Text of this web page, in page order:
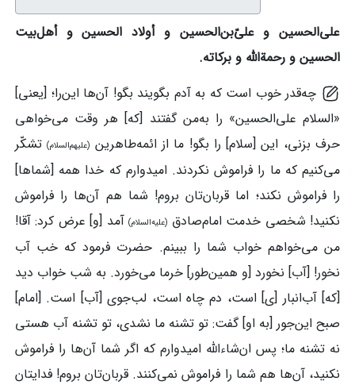
علی‌الحسین و علیّ‌بن‌الحسین و أولاد الحسین و أهل‌بیت
الحسین و رحمة‌الله و برکاته.
چه‌قدر خوب است که به آدم بگویند بگو! آن‌ها این‌را؛ [یعنی]
«السلام علی‌الحسین» را به‌من گفتند [که] هر وقت می‌خواهی
حرف بزنی، این [سلام] را بگو! ما از ائمه‌طاهرین (علیهم‌السلام)تشکّر
می‌کنیم که ما را فراموش نکردند. امیدوارم که خدا همه [شماها]
را فراموش نکند؛ اما قربان‌تان بروم! شما هم آن‌ها را فراموش
نکنید! شخصی خدمت امام‌صادق (علیه‌السلام)آمد [و] عرض کرد: آقا!
من می‌خواهم خواب شما را ببینم. حضرت فرمود که خب آب
نخور! [آب] نخورد [و همین‌طور] خرما می‌خورد. به شب خواب دید
[که] آب‌انبار [ی] است، دم چاه است، لب‌جوی [آب] است. [امام]
صبح این‌جور [به او] گفت: تو تشنه ما نشدی، تو تشنه آب هستی
نه تشنه ما؛ پس ان‌شاءالله امیدوارم که اگر شما آن‌ها را فراموش
نکنید، آن‌ها هم شما را فراموش نمی‌کنند. قربان‌تان بروم! فدایتان